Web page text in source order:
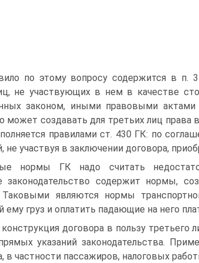
по этому вопросу содержится в п.
не участвующих в нем в качестве
законом, иными правовыми
может создавать для третьих лиц права
правилами ст. 430 ГК: по
не участвуя в заключении договора,
нормы ГК надо считать
законодательство содержит нормы,
Таковыми являются нормы
ему груз и оплатить падающие на него
договора в пользу третьего
указаний законодательства.
в частности пассажиров, налоговых